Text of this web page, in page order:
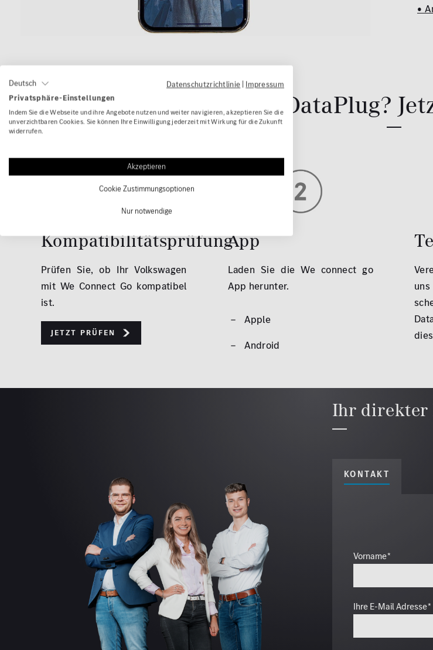
•
Sie haben noch keinen DataPlug?
Kompatibilitätsprüfung
Prüfen Sie, ob Ihr Volkswagen
mit We Connect Go kompatibel
ist.
Jetzt prüfen
App
Laden Sie die We connect go
App herunter.
Apple
Android
Ihr direkter
KONTAKT
Deutsch Datenschutzrichtlinie | Impressum
Privatsphäre-Einstellungen
Indem Sie die Webseite und ihre Angebote nutzen und weiter navigieren, akzeptieren Sie die
unverzichtbaren Cookies. Sie können Ihre Einwilligung jederzeit mit Wirkung für die Zukunft
widerrufen.
Akzeptieren
Cookie Zustimmungsoptionen
Nur notwendige